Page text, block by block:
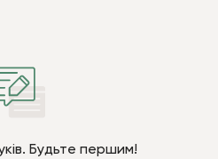
Будьте першим!